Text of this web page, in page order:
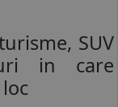
SUV
in care